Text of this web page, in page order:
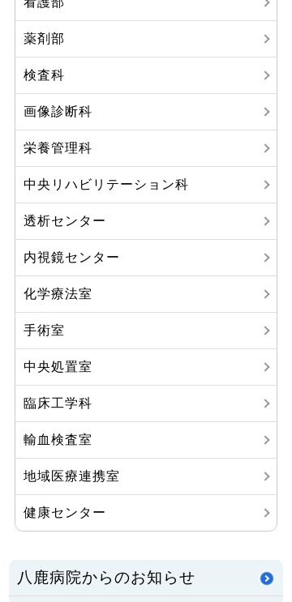
薬剤部
検査科
画像診断科
栄養管理科
中央リハビリテーション科
透析センター
内視鏡センター
化学療法室
手術室
中央処置室
臨床工学科
輸血検査室
地域医療連携室
健康センター
八鹿病院からのお知らせ